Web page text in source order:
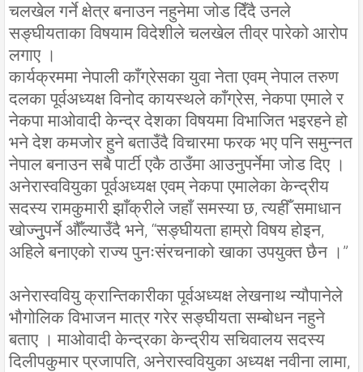
चलखेल गर्ने क्षेत्र बनाउन नहुनेमा जोड दिँदै उनले
सङ्घीयताका विषयाम विदेशीले चलखेल तीव्र पारेको आरोप
लगाए ।
कार्यक्रममा नेपाली काँग्रेसका युवा नेता एवम् नेपाल तरुण
दलका पूर्वअध्यक्ष विनोद कायस्थले काँग्रेस, नेकपा एमाले र
नेकपा माओवादी केन्द्र देशका विषयमा विभाजित भइरहने हो
भने देश कमजोर हुने बताउँदै विचारमा फरक भए पनि समुन्नत
नेपाल बनाउन सबै पार्टी एकै ठाउँमा आउनुपर्नेमा जोड दिए ।
अनेरास्ववियुका पूर्वअध्यक्ष एवम् नेकपा एमालेका केन्द्रीय
सदस्य रामकुमारी झाँक्रीले जहाँ समस्या छ, त्यहीँ समाधान
खोज्नुुपर्ने औँल्याउँदै भने, “सङ्घीयता हाम्रो विषय होइन,
अहिले बनाएको राज्य पुनःसंरचनाको खाका उपयुक्त छैन ।”
अनेरास्ववियु क्रान्तिकारीका पूर्वअध्यक्ष लेखनाथ न्यौपानेले
भौगोलिक विभाजन मात्र गरेर सङ्घीयता सम्बोधन नहुने
बताए । माओवादी केन्द्रका केन्द्रीय सचिवालय सदस्य
दिलीपकुमार प्रजापति, अनेरास्ववियुका अध्यक्ष नवीना लामा,